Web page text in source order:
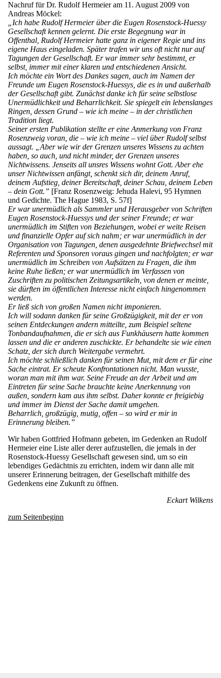
Nachruf für Dr. Rudolf Hermeier am 11. August 2009 von
Andreas Möckel:
„Ich habe Rudolf Hermeier über die Eugen Rosenstock-Huessy
Gesellschaft kennen gelernt. Die erste Begegnung war in
Offenthal, Rudolf Hermeier hatte ganz in eigener Regie und ins
eigene Haus eingeladen. Später trafen wir uns oft nicht nur auf
Tagungen der Gesellschaft. Er war immer sehr bestimmt, er
selbst, immer mit einer klaren und entschiedenen Ansicht.
Ich möchte ein Wort des Dankes sagen, auch im Namen der
Freunde um Eugen Rosenstock-Huessys, die es in und außerhalb
der Gesellschaft gibt. Zunächst danke ich für seine selbstlose
Unermüdlichkeit und Beharrlichkeit. Sie spiegelt ein lebenslanges
Ringen, dessen Grund – wie ich meine – in der christlichen
Tradition liegt.
Seiner ersten Publikation stellte er eine Anmerkung von Franz
Rosenzweig voran, die – wie ich meine – viel über Rudolf selbst
aussagt. „Aber wie wir der Grenzen unseres Wissens zu achten
haben, so auch, und nicht minder, der Grenzen unseres
Nichtwissens. Jenseits all unsres Wissens wohnt Gott. Aber ehe
unser Nichtwissen anfängt, schenkt sich dir, deinem Anruf,
deinem Aufstieg, deiner Bereitschaft, deiner Schau, deinem Leben
– dein Gott.” [Franz Rosenzweig: Jehuda Halevi, 95 Hymnen
und Gedichte. The Hague 1983, S. 57f]
Er war unermüdlich als Sammler und Herausgeber von Schriften
Eugen Rosenstock-Huessys und der seiner Freunde; er war
unermüdlich im Stiften von Beziehungen, wobei er weite Reisen
und finanzielle Opfer auf sich nahm; er war unermüdlich in der
Organisation von Tagungen, denen ausgedehnte Briefwechsel mit
Referenten und Sponsoren voraus gingen und nachfolgten; er war
unermüdlich im Schreiben von Aufsätzen zu Fragen, die ihm
keine Ruhe ließen; er war unermüdlich im Verfassen von
Zuschriften zu politischen Zeitungsartikeln, von denen er meinte,
sie dürften im öffentlichen Interesse nicht einfach hingenommen
werden.
Er ließ sich von großen Namen nicht imponieren.
Ich will sodann danken für seine Großzügigkeit, mit der er von
seinen Entdeckungen andern mitteilte, zum Beispiel seltene
Tonbandaufnahmen, die er sich aus Funkhäusern hatte kommen
lassen und die er anderen zuschickte. Er behandelte sie wie einen
Schatz, der sich durch Weitergabe vermehrt.
Ich möchte schließlich danken für seinen Mut, mit dem er für eine
Sache eintrat. Er scheute Konfrontationen nicht. Man wusste,
woran man mit ihm war. Seine Freude an der Arbeit und am
Eintreten für seine Sache brauchte keine Anerkennung von
außen, sondern kam aus ihm selbst. Daher konnte er freigiebig
und immer im Dienst der Sache damit umgehen.
Beharrlich, großzügig, mutig, offen – so wird er mir in
Erinnerung bleiben.”
Wir haben Gottfried Hofmann gebeten, im Gedenken an Rudolf
Hermeier eine Liste aller derer aufzustellen, die jemals in der
Rosenstock-Huessy Gesellschaft gewesen sind, um so ein
lebendiges Gedächtnis zu errichten, indem wir dann alle mit
unserer Erinnerung beitragen, der Gesellschaft mithilfe des
Gedenkens eine Zukunft zu öffnen.
Eckart Wilkens
zum Seitenbeginn